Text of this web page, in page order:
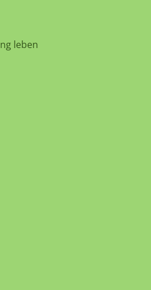
leben